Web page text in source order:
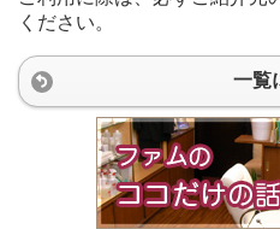
ください。
一覧